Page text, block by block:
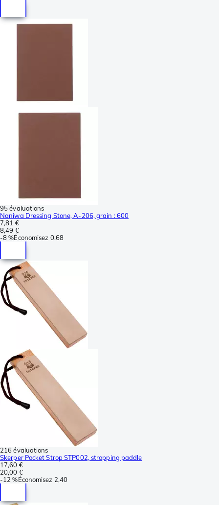
95 évaluations
Naniwa Dressing Stone, A-206, grain : 600
7,81 €
8,49 €
-8 %Économisez 0,68
216 évaluations
Skerper Pocket Strop STP002, stropping paddle
17,60 €
20,00 €
-12 %Économisez 2,40